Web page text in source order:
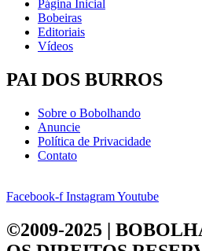
Página Inicial
Bobeiras
Editoriais
Vídeos
PAI DOS BURROS
Sobre o Bobolhando
Anuncie
Política de Privacidade
Contato
Facebook-f InstagramYoutube
©2009-2025 |